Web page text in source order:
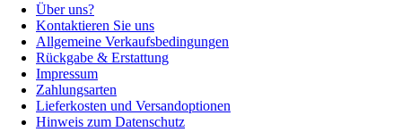
Über uns?
Kontaktieren Sie uns
Allgemeine Verkaufsbedingungen
Rückgabe & Erstattung
Impressum
Zahlungsarten
Lieferkosten und Versandoptionen
Hinweis zum Datenschutz